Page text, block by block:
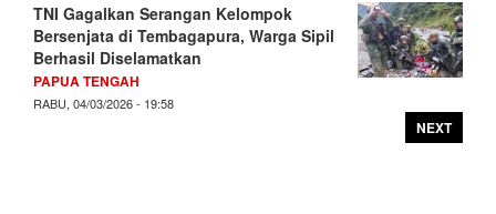
TNI Gagalkan Serangan Kelompok
Bersenjata di Tembagapura, Warga Sipil
Berhasil Diselamatkan
PAPUA TENGAH
RABU, 04/03/2026 - 19:58
NEXT